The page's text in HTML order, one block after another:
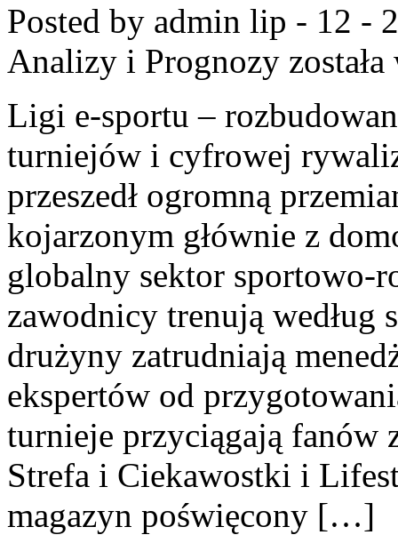
Posted by admin lip - 12 -
Analizy i Prognozy
Ligi e-sportu –
turniejów i cyfrowej
przeszedł ogromną
kojarzonym głównie z
globalny sektor sportowo-
zawodnicy trenują według
drużyny zatrudniają
ekspertów od
turnieje przyciągają fanów
Strefa i Ciekawostki i
magazyn poświęcony […]